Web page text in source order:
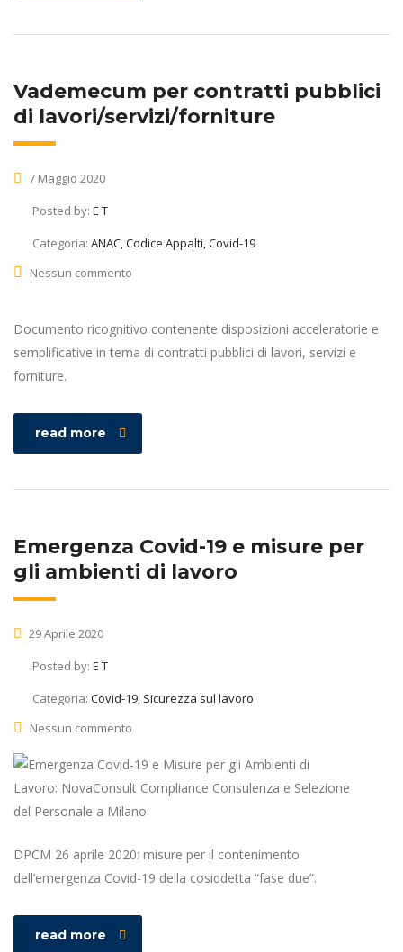
Vademecum per contratti pubblici
di lavori/servizi/forniture
7 Maggio 2020
Posted by: E T
Categoria: ANAC, Codice Appalti, Covid-19
Nessun commento
Documento ricognitivo contenente disposizioni acceleratorie e
semplificative in tema di contratti pubblici di lavori, servizi e
forniture.
read more
Emergenza Covid-19 e misure per
gli ambienti di lavoro
29 Aprile 2020
Posted by: E T
Categoria: Covid-19, Sicurezza sul lavoro
Nessun commento
DPCM 26 aprile 2020: misure per il contenimento
dell’emergenza Covid-19 della cosiddetta “fase due”.
read more